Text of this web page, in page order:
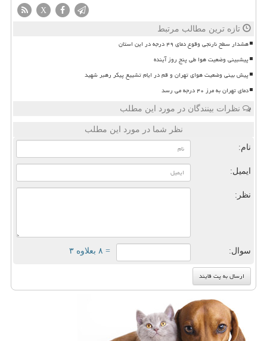
X
تازه ترین مطالب مرتبط
هشدار سطح نارنجی وقوع دمای ۴۹ درجه در این استان
پیشبینی وضعیت هوا طی پنج روز آینده
پیش بینی وضعیت هوای تهران و قم در ایام تشییع پیکر رهبر شهید
دمای تهران به مرز ۴۰ درجه می رسد
نظرات بینندگان در مورد این مطلب
نظر شما در مورد این مطلب
نام:
ایمیل:
نظر:
سوال: = ۸ بعلاوه ۳